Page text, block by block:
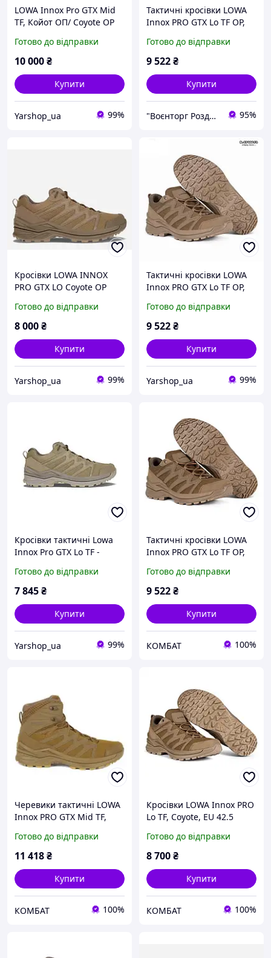
LOWA Innox Pro GTX Mid
TF, Койот ОП/ Coyote OP
Готово до відправки
10 000₴
Купити
Yarshop_ua 99%
Тактичні кросівки LOWA
Innox PRO GTX Lo TF OP,
Готово до відправки
9 522₴
Купити
"Воєнторг Роздріб/Опт": На варті вашої безпеки! 95%
Кросівки LOWA INNOX
PRO GTX LO Coyote OP
Готово до відправки
8 000₴
Купити
Yarshop_ua 99%
Тактичні кросівки LOWA
Innox PRO GTX Lo TF OP,
Готово до відправки
9 522₴
Купити
Yarshop_ua 99%
Кросівки тактичні Lowa
Innox Pro GTX Lo TF -
Готово до відправки
7 845₴
Купити
Yarshop_ua 99%
Тактичні кросівки LOWA
Innox PRO GTX Lo TF OP,
Готово до відправки
9 522₴
Купити
КОМБАТ 100%
Черевики тактичні LOWA
Innox PRO GTX Mid TF,
Готово до відправки
11 418₴
Купити
КОМБАТ 100%
Кросівки LOWA Innox PRO
Lo TF, Coyote, EU 42.5
Готово до відправки
8 700₴
Купити
КОМБАТ 100%